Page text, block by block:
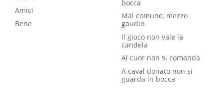
Amici
Bene
bocca
Mal comune, mezzo
gaudio
Il gioco non vale la
candela
Al cuor non si comanda
A caval donato non si
guarda in bocca